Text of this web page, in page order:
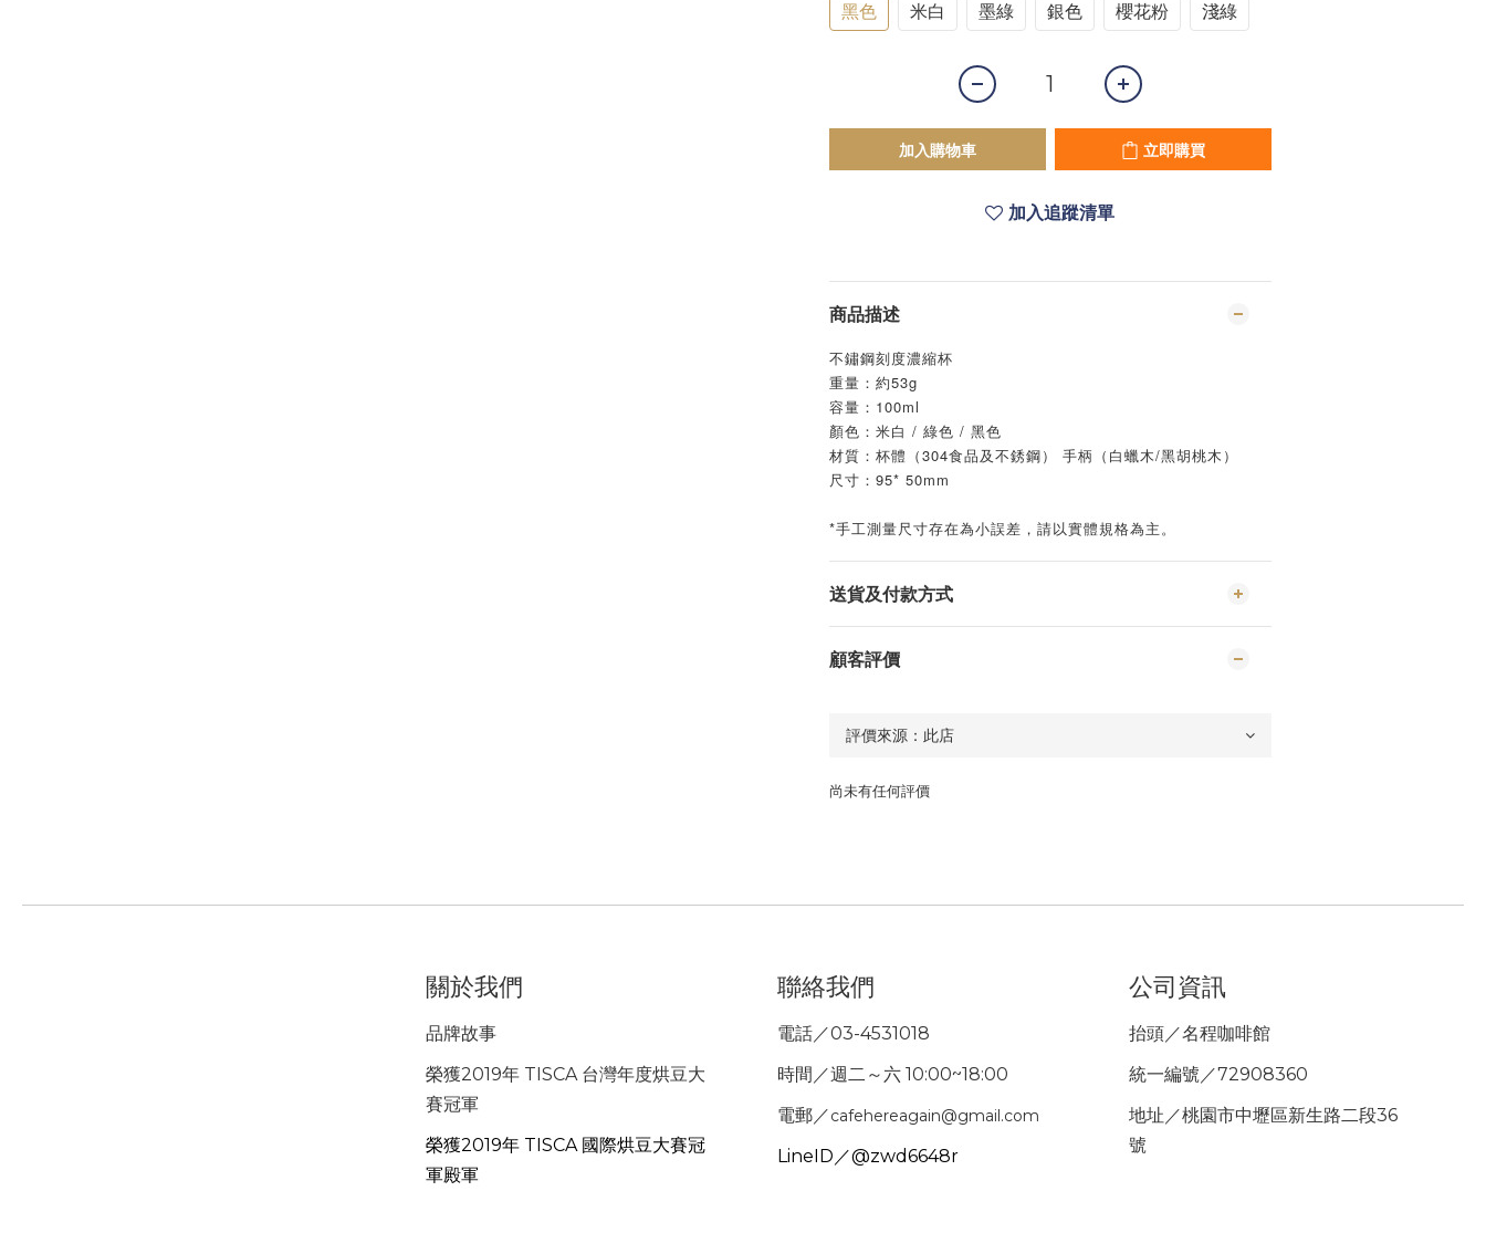
黑色 米白 墨綠 銀色 櫻花粉 淺綠
加入購物車 立即購買
加入追蹤清單
商品描述
不鏽鋼刻度濃縮杯
重量：約53g
容量：100ml
顏色：米白 / 綠色 / 黑色
材質：杯體（304食品及不銹鋼） 手柄（白蠟木/黑胡桃木）
尺寸：95* 50mm
*手工測量尺寸存在為小誤差，請以實體規格為主。
送貨及付款方式
顧客評價
尚未有任何評價
關於我們
品牌故事
榮獲2019年 TISCA 台灣年度烘豆大
賽冠軍
榮獲2019年 TISCA 國際烘豆大賽冠
軍殿軍
聯絡我們
電話／03-4531018
時間／週二～六 10:00~18:00
電郵／cafehereagain@gmail.com
LineID／@zwd6648r
公司資訊
抬頭／名程咖啡館
統一編號／72908360
地址／桃園市中壢區新生路二段36
號